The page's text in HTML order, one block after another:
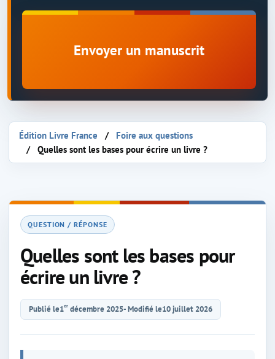
Envoyer un manuscrit
Édition Livre France
Foire aux questions
Quelles sont les bases pour écrire un livre ?
QUESTION / RÉPONSE
Quelles sont les bases pour
écrire un livre ?
Publié le1er décembre 2025- Modifié le10 juillet 2026